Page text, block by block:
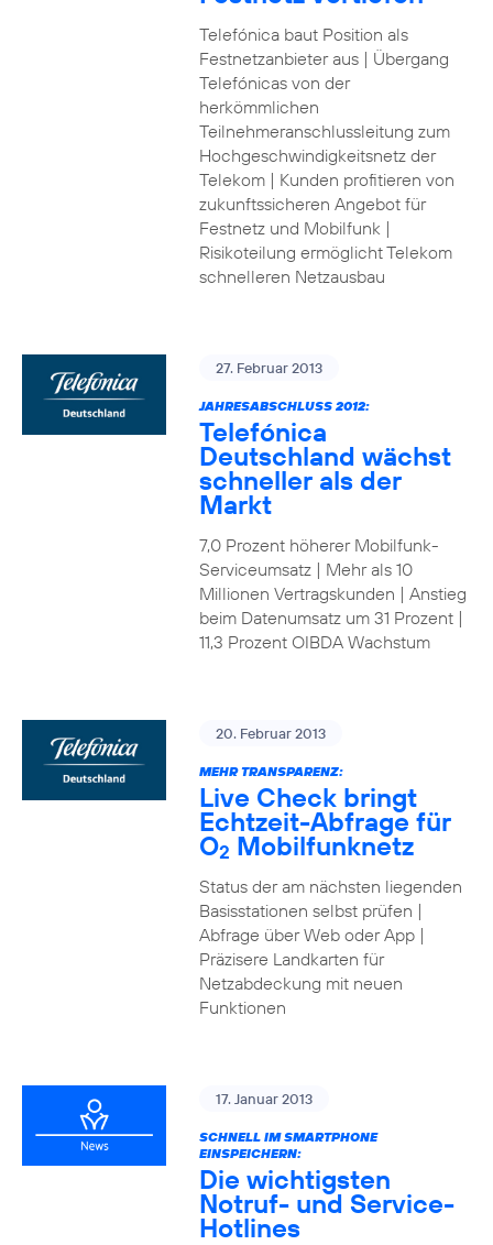
Telefónica baut Position als
Festnetzanbieter aus | Übergang
Telefónicas von der
herkömmlichen
Teilnehmeranschlussleitung zum
Hochgeschwindigkeitsnetz der
Telekom | Kunden profitieren von
zukunftssicheren Angebot für
Festnetz und Mobilfunk |
Risikoteilung ermöglicht Telekom
schnelleren Netzausbau
27. Februar 2013
JAHRESABSCHLUSS 2012:
Telefónica
Deutschland wächst
schneller als der
Markt
7,0 Prozent höherer Mobilfunk-
Serviceumsatz | Mehr als 10
Millionen Vertragskunden | Anstieg
beim Datenumsatz um 31 Prozent |
11,3 Prozent OIBDA Wachstum
20. Februar 2013
MEHR TRANSPARENZ:
Live Check bringt
Echtzeit-Abfrage für
O2 Mobilfunknetz
Status der am nächsten liegenden
Basisstationen selbst prüfen |
Abfrage über Web oder App |
Präzisere Landkarten für
Netzabdeckung mit neuen
Funktionen
17. Januar 2013
SCHNELL IM SMARTPHONE
EINSPEICHERN:
Die wichtigsten
Notruf- und Service-
Hotlines